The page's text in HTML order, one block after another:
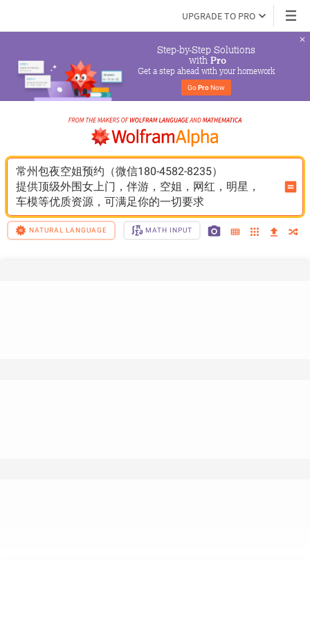
UPGRADE TO PRO
Step-by-Step Solutions
with Pro
Get a step ahead with your homework
Go Pro Now
常州包夜空姐预约（微信180-4582-8235）
提供顶级外围女上门，伴游，空姐，网红，明星，
车模等优质资源，可满足你的一切要求
NATURAL LANGUAGE MATH INPUT